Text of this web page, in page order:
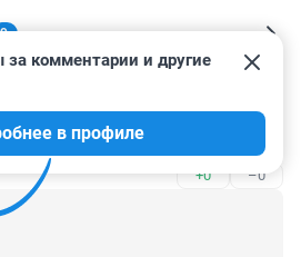
9
не жалко
+0 –0
за комментарии и другие
в профиле